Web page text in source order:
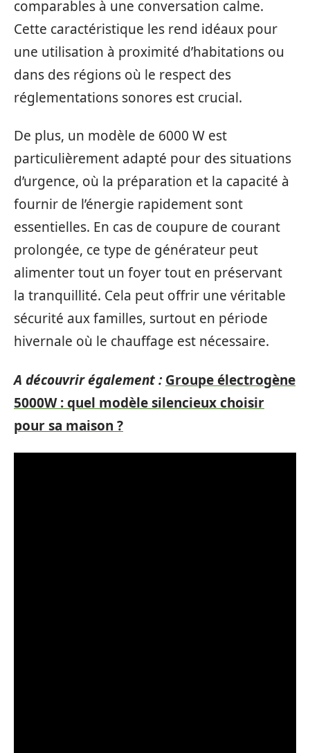
comparables à une conversation calme.
Cette caractéristique les rend idéaux pour
une utilisation à proximité d’habitations ou
dans des régions où le respect des
réglementations sonores est crucial.
De plus, un modèle de 6000 W est
particulièrement adapté pour des situations
d’urgence, où la préparation et la capacité à
fournir de l’énergie rapidement sont
essentielles. En cas de coupure de courant
prolongée, ce type de générateur peut
alimenter tout un foyer tout en préservant
la tranquillité. Cela peut offrir une véritable
sécurité aux familles, surtout en période
hivernale où le chauffage est nécessaire.
A découvrir également : Groupe électrogène
5000W : quel modèle silencieux choisir
pour sa maison ?